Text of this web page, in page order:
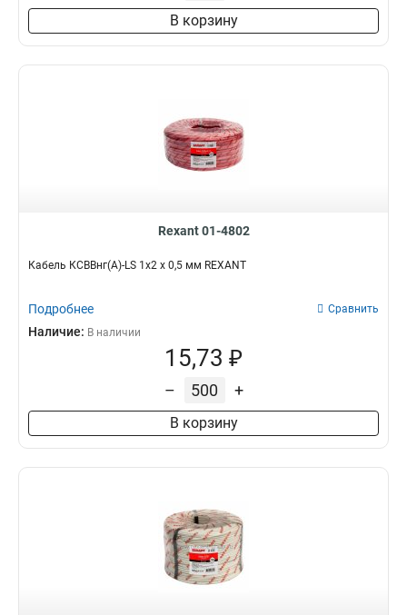
В корзину
Rexant 01-4802
Кабель КСВВнг(А)-LS 1х2 х 0,5 мм REXANT
Подробнее Сравнить
Наличие: В наличии
15,73 ₽
– +
В корзину